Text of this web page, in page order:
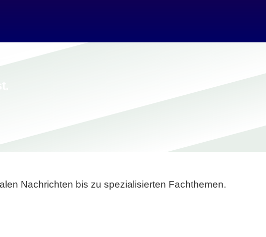
Nachrichten bis zu spezialisierten Fachthemen.